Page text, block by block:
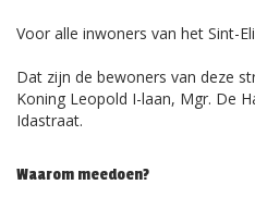
Voor alle inwoners van het Sint-
Dat zijn de bewoners van deze
Koning Leopold I-laan, Mgr. De
Idastraat.
Waarom meedoen?